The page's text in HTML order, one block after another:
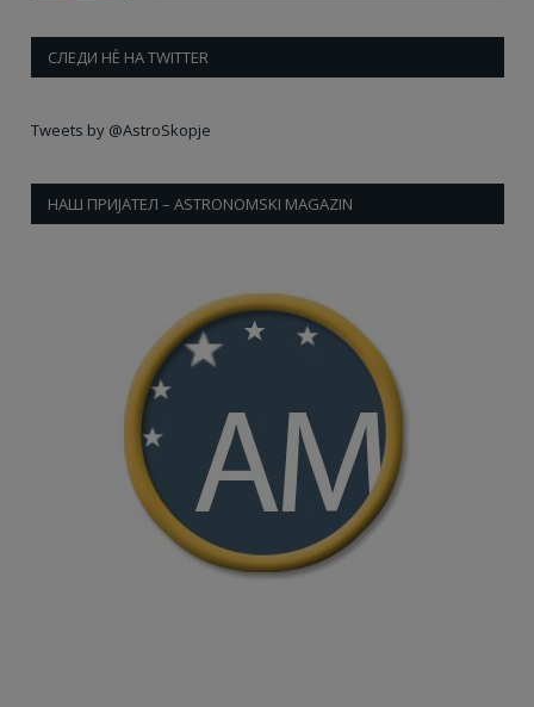
СЛЕДИ НÈ НА TWITTER
Tweets by @AstroSkopje
НАШ ПРИЈАТЕЛ – ASTRONOMSKI MAGAZIN